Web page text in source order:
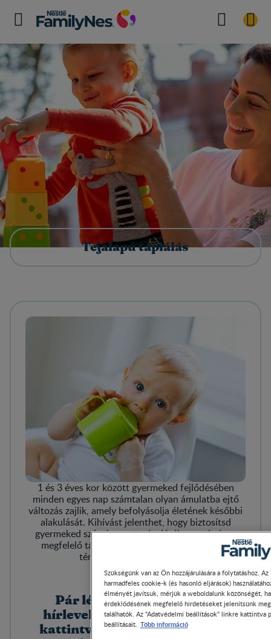
Tejalapú táplálás
1 és 3 éves kor között gyermeked fejlődésében
minden egyes nap számtalan olyan ámulatba ejtő
változás zajlik, amely befolyásolja életének későbbi
alakulását. Kihívást jelenthet, hogy biztosítsd
gyermeked számára a növekedéséhez szükséges
megfelelő tápanyagokat, kisokosunk ebben a
témában nyújt útmutatást.
Pár lépésben iratkozz fel
hírlevelünkre a lenti gombra
kattintva és már tiéd is lehet a
Szükségünk van az Ön hozzájárulására a folytatáshoz.
harmadfeles cookie-k (és hasonló eljárások)
élményét javítsuk, mérjük a weboldalunk közönségét,
érdeklődésének megfelelő hirdetéseket jelenítsünk
találhatók. Az "Adatvédelmi beállítások" linkre kattintva
beállításait. Több információ